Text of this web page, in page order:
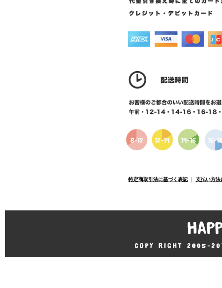
特定商取引法に基づく表記｜ 支払い方法